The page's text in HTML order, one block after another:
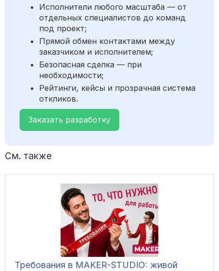
Исполнители любого масштаба — от
отдельных специалистов до команд
под проект;
Прямой обмен контактами между
заказчиком и исполнителем;
Безопасная сделка — при
необходимости;
Рейтинги, кейсы и прозрачная система
откликов.
Заказать разработку
См. также
Требования в MAKER-STUDIO: живой